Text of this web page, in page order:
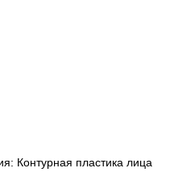
Контурная пластика лица